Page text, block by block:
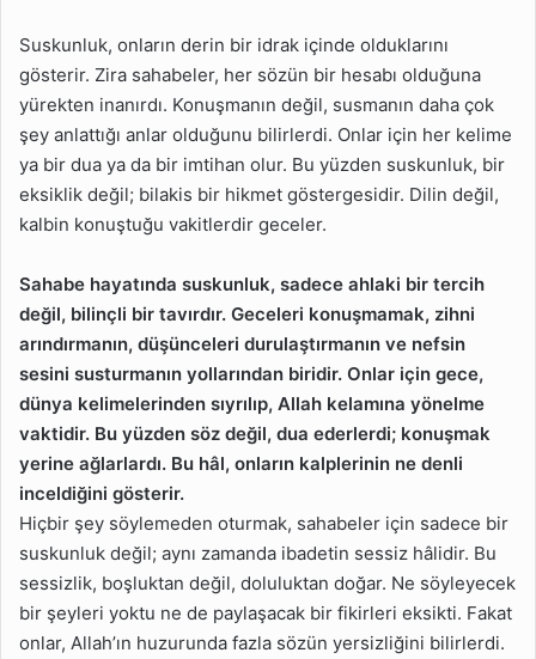
Suskunluk, onların derin bir idrak içinde olduklarını
gösterir. Zira sahabeler, her sözün bir hesabı olduğuna
yürekten inanırdı. Konuşmanın değil, susmanın daha çok
şey anlattığı anlar olduğunu bilirlerdi. Onlar için her kelime
ya bir dua ya da bir imtihan olur. Bu yüzden suskunluk, bir
eksiklik değil; bilakis bir hikmet göstergesidir. Dilin değil,
kalbin konuştuğu vakitlerdir geceler.
Sahabe hayatında suskunluk, sadece ahlaki bir tercih
değil, bilinçli bir tavırdır. Geceleri konuşmamak, zihni
arındırmanın, düşünceleri durulaştırmanın ve nefsin
sesini susturmanın yollarından biridir. Onlar için gece,
dünya kelimelerinden sıyrılıp, Allah kelamına yönelme
vaktidir. Bu yüzden söz değil, dua ederlerdi; konuşmak
yerine ağlarlardı. Bu hâl, onların kalplerinin ne denli
inceldiğini gösterir.
Hiçbir şey söylemeden oturmak, sahabeler için sadece bir
suskunluk değil; aynı zamanda ibadetin sessiz hâlidir. Bu
sessizlik, boşluktan değil, doluluktan doğar. Ne söyleyecek
bir şeyleri yoktu ne de paylaşacak bir fikirleri eksikti. Fakat
onlar, Allah’ın huzurunda fazla sözün yersizliğini bilirlerdi.